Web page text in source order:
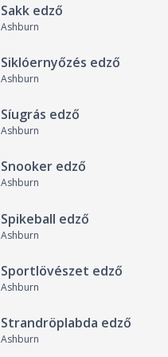
Sakk edző
Ashburn
Siklóernyőzés edző
Ashburn
Síugrás edző
Ashburn
Snooker edző
Ashburn
Spikeball edző
Ashburn
Sportlövészet edző
Ashburn
Strandröplabda edző
Ashburn